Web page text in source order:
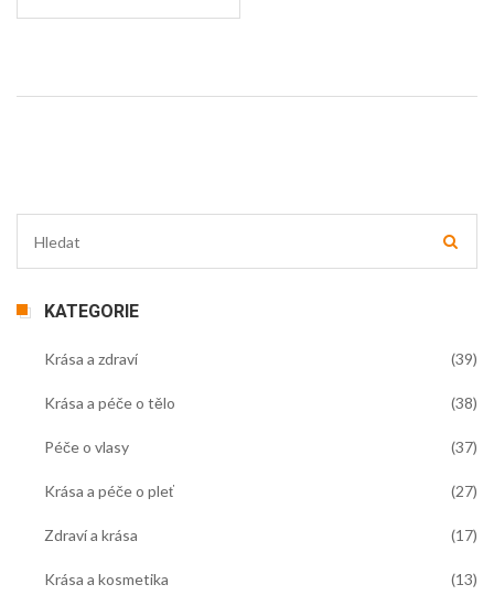
KATEGORIE
Krása a zdraví (39)
Krása a péče o tělo (38)
Péče o vlasy (37)
Krása a péče o pleť (27)
Zdraví a krása (17)
Krása a kosmetika (13)